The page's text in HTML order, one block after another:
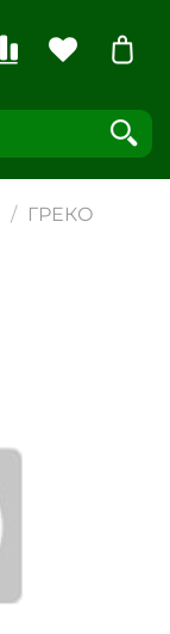
ГРЕКО